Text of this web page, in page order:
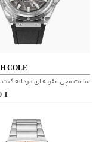
COLE
ساعت مچی عقربه ای مردانه کنت